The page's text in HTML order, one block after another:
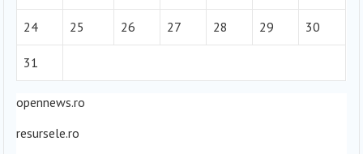
24 25 26 27 28 29 30
31
opennews.ro
resursele.ro